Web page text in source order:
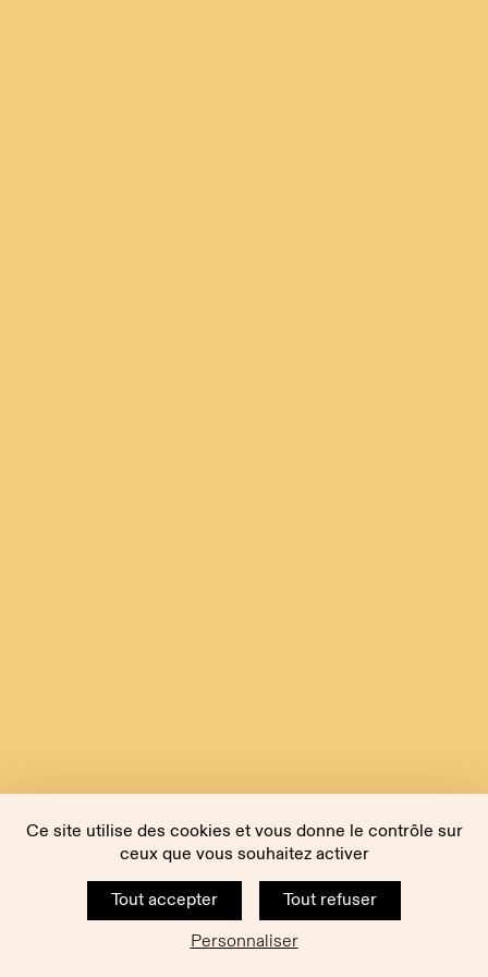
Ce site utilise des cookies et vous donne le contrôle sur
ceux que vous souhaitez activer
Tout accepter
Tout refuser
Personnaliser